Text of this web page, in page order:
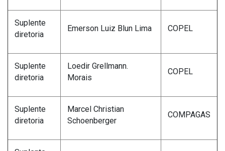
Suplente
diretoria
Emerson Luiz Blun Lima COPEL
Suplente
diretoria
Loedir Grellmann.
Morais
COPEL
Suplente
diretoria
Marcel Christian
Schoenberger
COMPAGAS